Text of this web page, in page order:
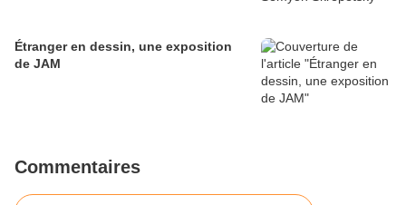
Étranger en dessin, une exposition
de JAM
Commentaires